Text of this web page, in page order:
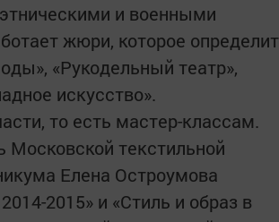
и военными
жюри, которое определит
«Рукодельный театр»,
искусство».
то есть мастер-классам.
Московской текстильной
Елена Остроумова
2015» и «Стиль и образ в